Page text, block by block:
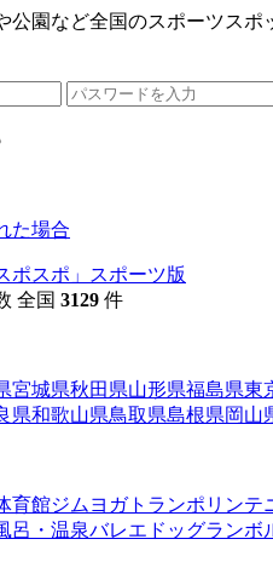
公園など全国のスポーツス
た場合
全国 3129 件
宮城県秋田県山形県福島県東
県和歌山県鳥取県島根県岡山
育館ジム ヨガトランポリンテ
呂・温泉バレエ ドッグランボ